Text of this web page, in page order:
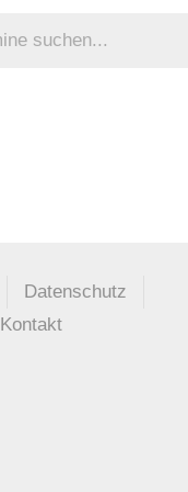
Datenschutz
Kontakt